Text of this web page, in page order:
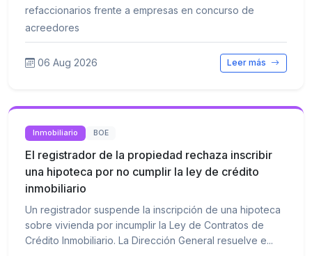
refaccionarios frente a empresas en concurso de
acreedores
06 Aug 2026 Leer más
Inmobiliario BOE
El registrador de la propiedad rechaza inscribir
una hipoteca por no cumplir la ley de crédito
inmobiliario
Un registrador suspende la inscripción de una hipoteca
sobre vivienda por incumplir la Ley de Contratos de
Crédito Inmobiliario. La Dirección General resuelve e...